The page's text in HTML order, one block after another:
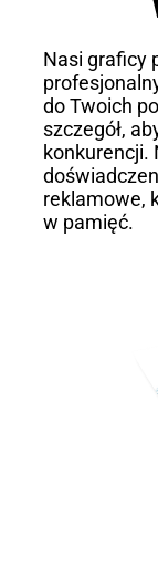
Nasi graficy
do Twoich
szczegół,
konkurencji.
reklamowe,
w pamięć.